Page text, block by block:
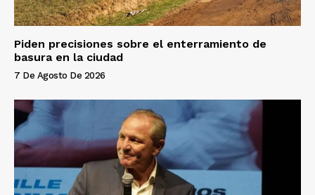
Piden precisiones sobre el enterramiento de
basura en la ciudad
7 De Agosto De 2026